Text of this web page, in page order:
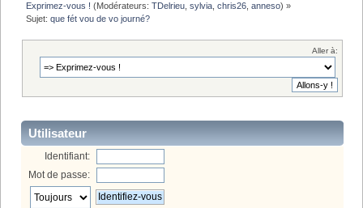
Exprimez-vous ! (Modérateurs:TDelrieu ,sylvia ,chris26 ,anneso) »
Sujet:que fét vou de vo journé?
Aller à:
Utilisateur
Identifiant:
Mot de passe: